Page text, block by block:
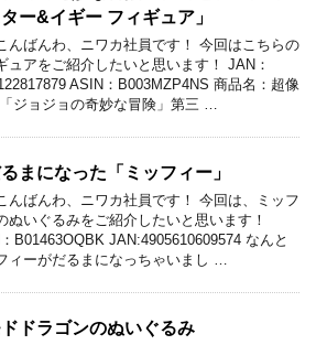
ー&イギー フィギュア」
んばんわ、ニワカ社員です！ 今回はこちらの
ュアをご紹介したいと思います！ JAN：
ASIN：B003MZP4NS 商品名：超像
ジョジョの奇妙な冒険」第三 …
まになった「ミッフィー」
んばんわ、ニワカ社員です！ 今回は、ミッフ
ぬいぐるみをご紹介したいと思います！
B01463OQBK JAN:4905610609574 なんと
ィーがだるまになっちゃいまし …
ドラゴンのぬいぐるみ